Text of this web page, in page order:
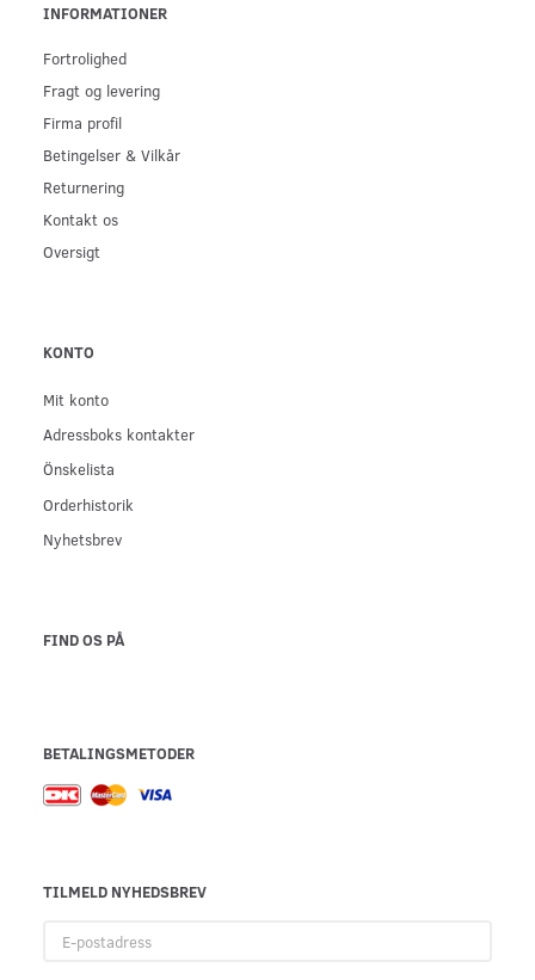
INFORMATIONER
Fortrolighed
Fragt og levering
Firma profil
Betingelser & Vilkår
Returnering
Kontakt os
Oversigt
KONTO
Mit konto
Adressboks kontakter
Önskelista
Orderhistorik
Nyhetsbrev
FIND OS PÅ
BETALINGSMETODER
TILMELD NYHEDSBREV
postadress